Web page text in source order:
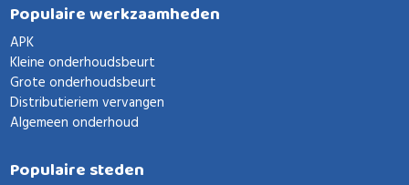
Populaire werkzaamheden
APK
Kleine onderhoudsbeurt
Grote onderhoudsbeurt
Distributieriem vervangen
Algemeen onderhoud
Populaire steden